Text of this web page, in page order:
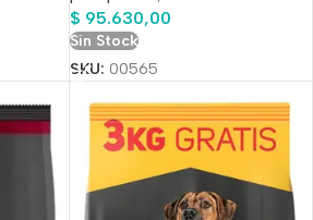
$ 95.630,00
Sin Stock
SKU: 00565